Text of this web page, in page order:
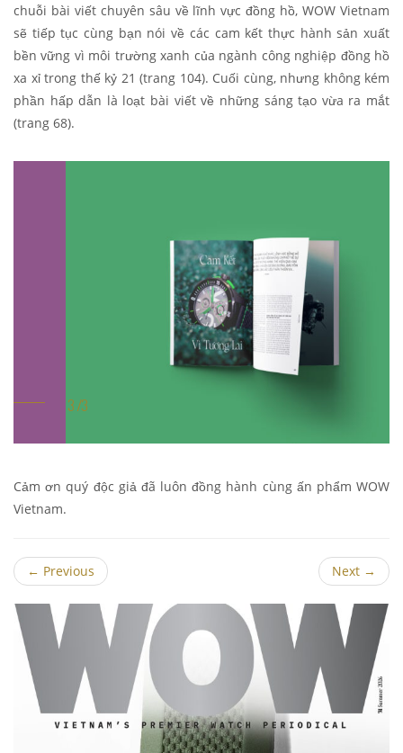
chuỗi bài viết chuyên sâu về lĩnh vực đồng hồ, WOW Vietnam
sẽ tiếp tục cùng bạn nói về các cam kết thực hành sản xuất
bền vững vì môi trường xanh của ngành công nghiệp đồng hồ
xa xỉ trong thế kỷ 21 (trang 104). Cuối cùng, nhưng không kém
phần hấp dẫn là loạt bài viết về những sáng tạo vừa ra mắt
(trang 68).
Cảm ơn quý độc giả đã luôn đồng hành cùng ấn phẩm WOW
Vietnam.
← Previous Next →